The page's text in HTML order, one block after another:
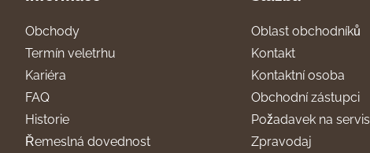
Obchody
Termín veletrhu
Kariéra
FAQ
Historie
Řemeslná dovednost
Oblast obchodníků
Kontakt
Kontaktní osoba
Obchodní zástupci
Požadavek na servis
Zpravodaj